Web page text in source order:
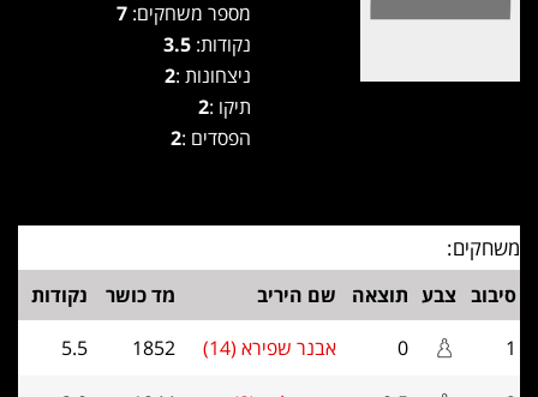
מספר משחקים:
נקודות: 3.5
ניצחונות :2
תיקו :2
הפסדים :2
משחקים:
סיבוב צבע תוצאה שם היריב מד כושר
נקודות
1
0 אבנר שפירא (14) 1852
5.5